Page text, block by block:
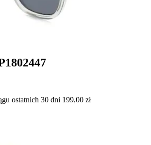
ostatnich 30 dni 199,00 zł